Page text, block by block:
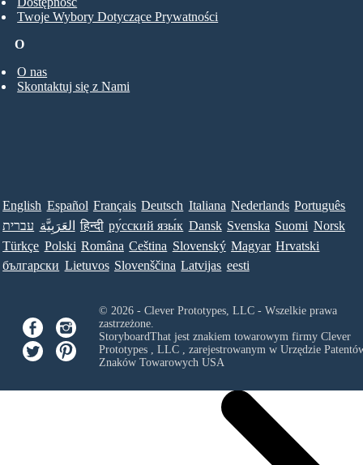
O
O nas
Skontaktuj się z Nami
Twoje Wybory Dotyczące Prywatności
English Español Français Deutsch Italiana Nederlands Português
עברית العَرَبِيَّة हिन्दी ру́сский язы́к Dansk Svenska Suomi Norsk
Türkçe Polski Româna Ceština Slovenský Magyar Hrvatski
български Lietuvos Slovenščina Latvijas eesti
© 2026 - Clever Prototypes, LLC - Wszelkie prawa
zastrzeżone.
StoryboardThat jest znakiem towarowym firmy Clever
Prototypes , LLC, zarejestrowanym w Urzędzie
Znaków Towarowych USA